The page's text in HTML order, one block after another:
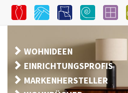
WOHNIDEEN
EINRICHTUNGSPROFIS
MARKENHERSTELLER